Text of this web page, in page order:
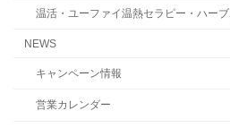
温活・ユーファイ温熱セラピー・ハー
NEWS
キャンペーン情報
営業カレンダー